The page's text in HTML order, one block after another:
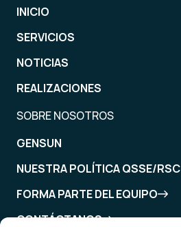
INICIO
SERVICIOS
NOTICIAS
REALIZACIONES
SOBRE NOSOTROS
GENSUN
NUESTRA POLÍTICA QSSE/RSC
FORMA PARTE DEL EQUIPO
CONTÁCTANOS